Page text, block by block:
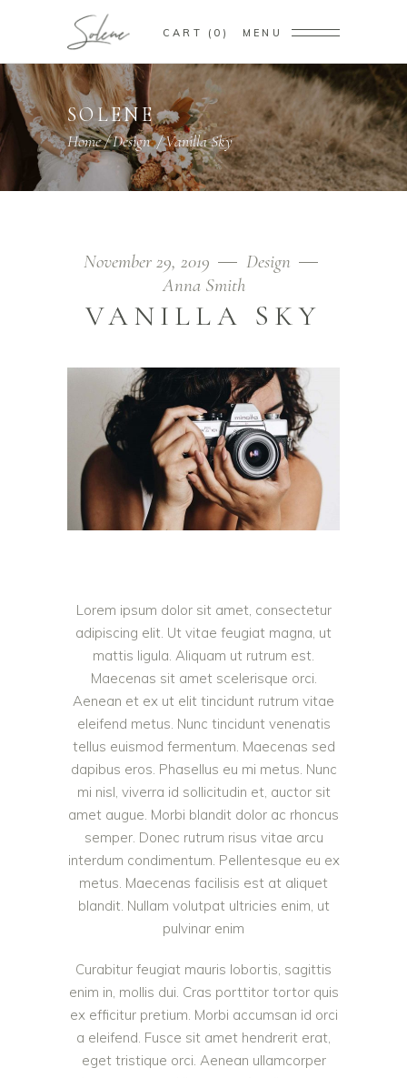
CART 0 MENU
SOLENE
Home/Design/Vanilla Sky
November 29, 2019
Design
Anna Smith
VANILLA SKY
Lorem ipsum dolor sit amet, consectetur
adipiscing elit. Ut vitae feugiat magna, ut
mattis ligula. Aliquam ut rutrum est.
Maecenas sit amet scelerisque orci.
Aenean et ex ut elit tincidunt rutrum vitae
eleifend metus. Nunc tincidunt venenatis
tellus euismod fermentum. Maecenas sed
dapibus eros. Phasellus eu mi metus. Nunc
mi nisl, viverra id sollicitudin et, auctor sit
amet augue. Morbi blandit dolor ac rhoncus
semper. Donec rutrum risus vitae arcu
interdum condimentum. Pellentesque eu ex
metus. Maecenas facilisis est at aliquet
blandit. Nullam volutpat ultricies enim, ut
pulvinar enim
Curabitur feugiat mauris lobortis, sagittis
enim in, mollis dui. Cras porttitor tortor quis
ex efficitur pretium. Morbi accumsan id orci
a eleifend. Fusce sit amet hendrerit erat,
eget tristique orci. Aenean ullamcorper